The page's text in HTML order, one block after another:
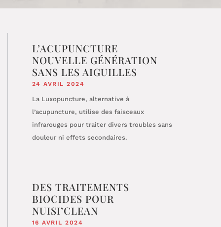
L’ACUPUNCTURE
NOUVELLE GÉNÉRATION
SANS LES AIGUILLES
24 AVRIL 2024
La Luxopuncture, alternative à
l’acupuncture, utilise des faisceaux
infrarouges pour traiter divers troubles sans
douleur ni effets secondaires.
DES TRAITEMENTS
BIOCIDES POUR
NUISI’CLEAN
16 AVRIL 2024